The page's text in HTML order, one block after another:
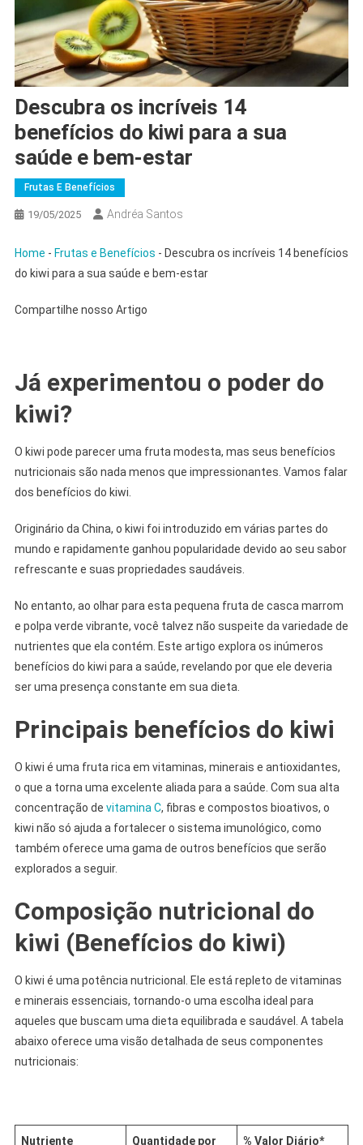
Descubra os incríveis 14
benefícios do kiwi para a sua
saúde e bem-estar
Frutas E Benefícios
19/05/2025 Andréa Santos
Home - Frutas e Benefícios - Descubra os incríveis 14 benefícios
do kiwi para a sua saúde e bem-estar
Compartilhe nosso Artigo
Já experimentou o poder do
kiwi?
O kiwi pode parecer uma fruta modesta, mas seus benefícios
nutricionais são nada menos que impressionantes. Vamos falar
dos benefícios do kiwi.
Originário da China, o kiwi foi introduzido em várias partes do
mundo e rapidamente ganhou popularidade devido ao seu sabor
refrescante e suas propriedades saudáveis.
No entanto, ao olhar para esta pequena fruta de casca marrom
e polpa verde vibrante, você talvez não suspeite da variedade de
nutrientes que ela contém. Este artigo explora os inúmeros
benefícios do kiwi para a saúde, revelando por que ele deveria
ser uma presença constante em sua dieta.
Principais benefícios do kiwi
O kiwi é uma fruta rica em vitaminas, minerais e antioxidantes,
o que a torna uma excelente aliada para a saúde. Com sua alta
concentração de vitamina C, fibras e compostos bioativos, o
kiwi não só ajuda a fortalecer o sistema imunológico, como
também oferece uma gama de outros benefícios que serão
explorados a seguir.
Composição nutricional do
kiwi (Benefícios do kiwi)
O kiwi é uma potência nutricional. Ele está repleto de vitaminas
e minerais essenciais, tornando-o uma escolha ideal para
aqueles que buscam uma dieta equilibrada e saudável. A tabela
abaixo oferece uma visão detalhada de seus componentes
nutricionais:
Nutriente
Quantidade por
% Valor Diário*